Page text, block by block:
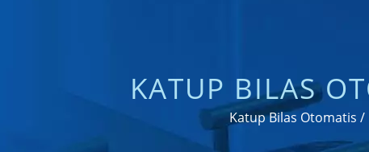
KATUP BILAS
Katup Bilas Otomatis